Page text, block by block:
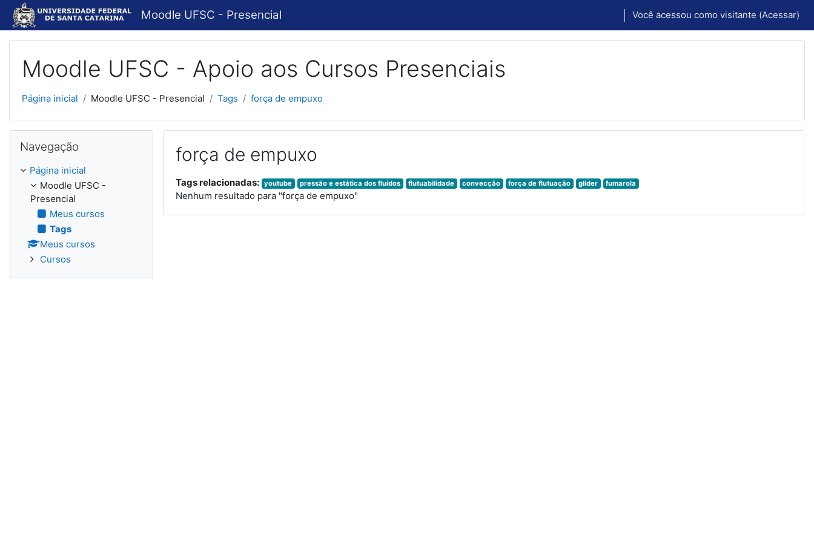
Ir para o conteúdo principal
Moodle UFSC - Presencial Você acessou como visitante (Acessar)
Moodle UFSC - Apoio aos Cursos Presenciais
Página inicial Moodle UFSC - Presencial Tags força de empuxo
força de empuxo
Tags relacionadas: youtube pressão e estática dos fluidos flutuabilidade convecção força de flutuação glider fumarola
Nenhum resultado para "força de empuxo"
Navegação
Página inicial
Moodle UFSC -
Presencial
Meus cursos
Tags
Meus cursos
Cursos